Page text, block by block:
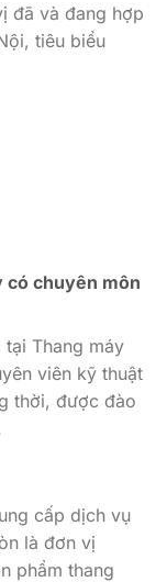
đã và đang hợp
tiêu biểu
có chuyên môn
Thang máy
viên kỹ thuật
thời, được đào
cấp dịch vụ
là đơn vị
phẩm thang